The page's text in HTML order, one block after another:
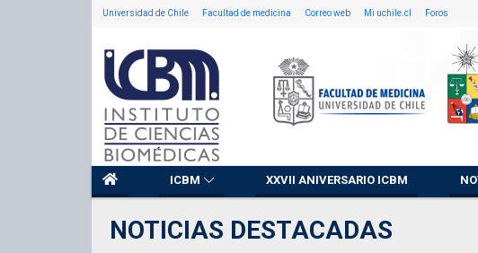
Universidad de Chile Facultad de medicina Correo web Mi uchile.cl Foros
ICBM XXVII ANIVERSARIO ICBM
NOTICIAS DESTACADAS